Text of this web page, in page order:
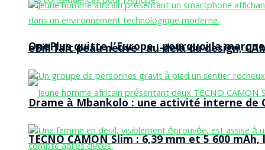
OnePlus quitte l’Europe : pourquoi la
TECNO CAMON Slim : 6,39 mm et 5 600
eBill fait peau neuve : au-delà du design,
Drame à Mbankolo : une activité interne de